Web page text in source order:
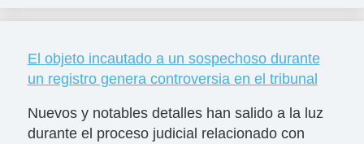
El objeto incautado a un sospechoso durante
un registro genera controversia en el tribunal
Nuevos y notables detalles han salido a la luz
durante el proceso judicial relacionado con